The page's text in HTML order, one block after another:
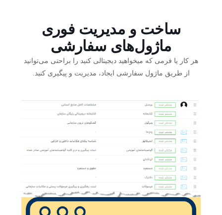
ساخت و مدیریت فوری
ماژول‌های سفارشی
هر کار یا فرمی که میخواهید دیجیتالی کنید را براحتی می‌توانید
از طریق ماژول سفارشی ایجاد، مدیریت و پیگیری کنید.